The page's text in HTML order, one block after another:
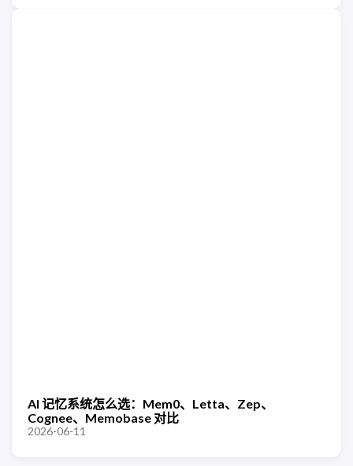
AI 记忆系统怎么选：Mem0、Letta、Zep、
Cognee、Memobase 对比
2026-06-11